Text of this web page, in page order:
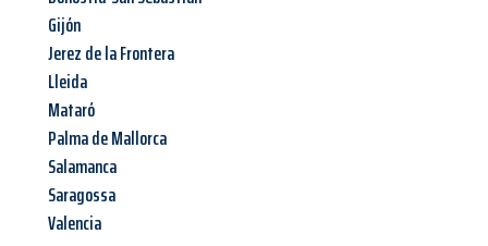
Gijón
Jerez de la Frontera
Lleida
Mataró
Palma de Mallorca
Salamanca
Saragossa
Valencia